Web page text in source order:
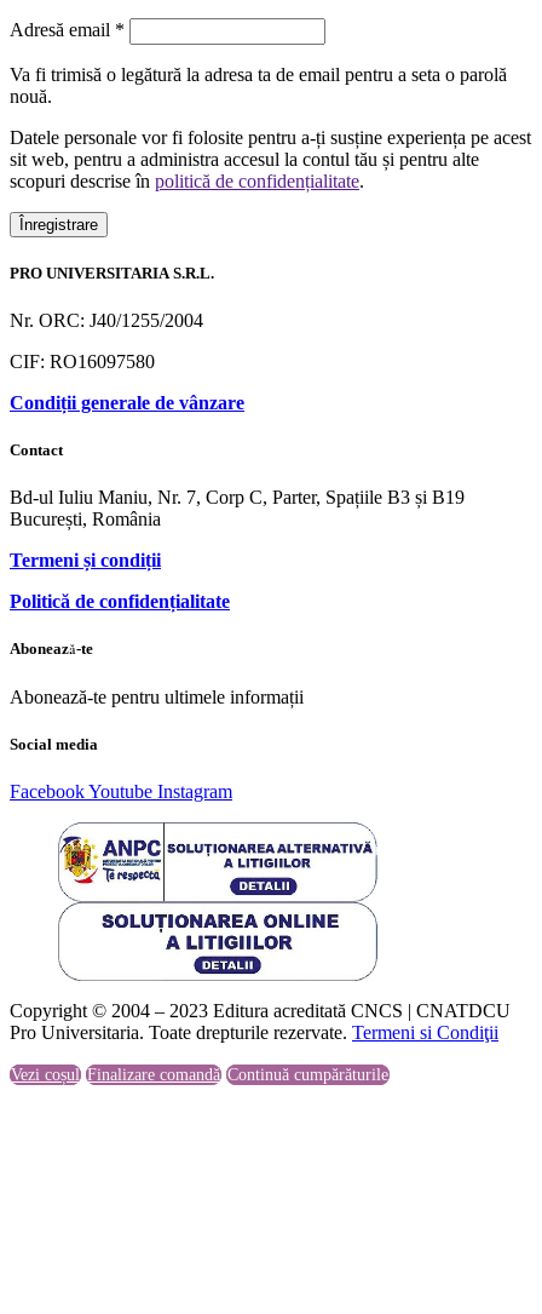
Adresă email *
Va fi trimisă o legătură la adresa ta de email pentru a seta o parolă
nouă.
Datele personale vor fi folosite pentru a-ți susține experiența pe acest
sit web, pentru a administra accesul la contul tău și pentru alte
scopuri descrise în politică de confidențialitate.
Înregistrare
PRO UNIVERSITARIA S.R.L.
Nr. ORC: J40/1255/2004
CIF: RO16097580
Condiții generale de vânzare
Contact
Bd-ul Iuliu Maniu, Nr. 7, Corp C, Parter, Spațiile B3 și B19
București, România
Termeni și condiții
Politică de confidențialitate
Abonează-te
Abonează-te pentru ultimele informații
Social media
FacebookYoutube Instagram
Copyright © 2004 – 2023 Editura acreditată CNCS | CNATDCU
Pro Universitaria. Toate drepturile rezervate. Termeni si Condiţii
Vezi coșul Finalizare comandă Continuă cumpărăturile